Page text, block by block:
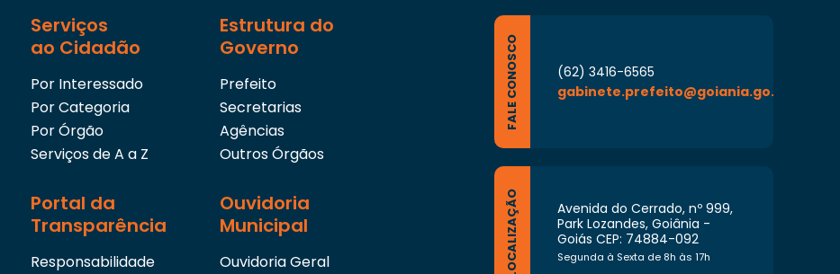
Serviços
ao Cidadão
Por Interessado
Por Categoria
Por Órgão
Serviços de A a Z
Estrutura do
Governo
Prefeito
Secretarias
Agências
Outros Órgãos
Portal da
Transparência
Responsabilidade
Ouvidoria
Municipal
Ouvidoria Geral
FALE CONOSCO
(62) 3416-6565
gabinete.prefeito@goiania.go.gov.br
LOCALIZAÇÃO
Avenida do Cerrado, nº 999,
Park Lozandes, Goiânia -
Goiás CEP: 74884-092
Segunda à Sexta de 8h às 17h